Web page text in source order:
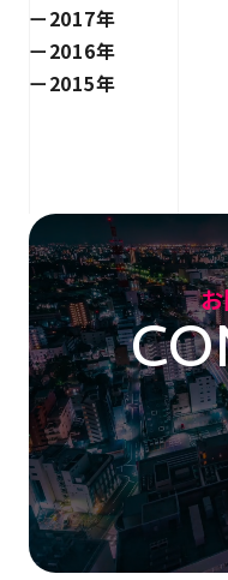
2017年
2016年
2015年